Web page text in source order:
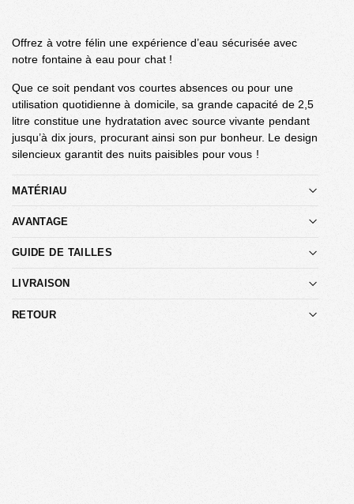
Offrez à votre félin une expérience d’eau sécurisée avec
notre fontaine à eau pour chat !
Que ce soit pendant vos courtes absences ou pour une
utilisation quotidienne à domicile, sa grande capacité de 2,5
litre constitue une hydratation avec source vivante pendant
jusqu’à dix jours, procurant ainsi son pur bonheur. Le design
silencieux garantit des nuits paisibles pour vous !
MATÉRIAU
AVANTAGE
GUIDE DE TAILLES
LIVRAISON
RETOUR